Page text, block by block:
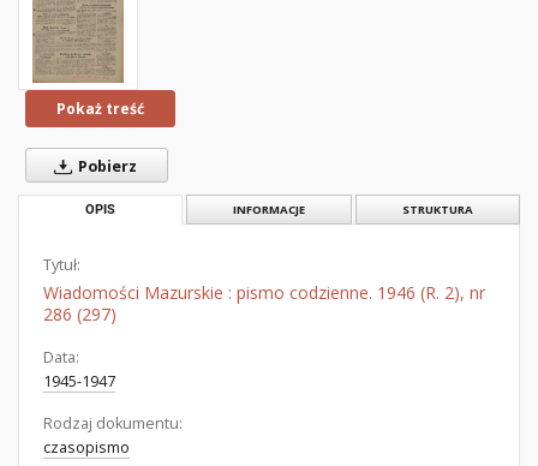
Pokaż treść
Pobierz
OPIS INFORMACJE STRUKTURA
Tytuł:
Wiadomości Mazurskie : pismo codzienne. 1946 (R. 2), nr
286 (297)
Data:
1945-1947
Rodzaj dokumentu:
czasopismo